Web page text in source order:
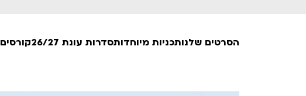
הסרטים שלנותכניות מיוחדותסדרות עונת 26/27 קורסים